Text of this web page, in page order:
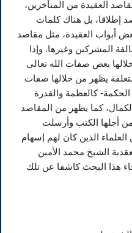
العقيدة من المتأخرين،
إطلاقا، بل هناك كلمات
أبواب العقيدة، مثل مقاصد
المشركين وغيرها. وإذا
بعض صفات الله تعالى
يظهر من خلالها صفات
كالعظمة والقدرة
كما يظهر من المقاصد
أجلها الكتب وأرسلت
الذين كان لهم إسهام
الشيخ محمد الأمين
هذا البحث كاشفا عن تلك